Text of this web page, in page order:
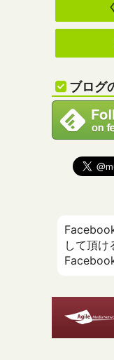
ブログ
して頂け